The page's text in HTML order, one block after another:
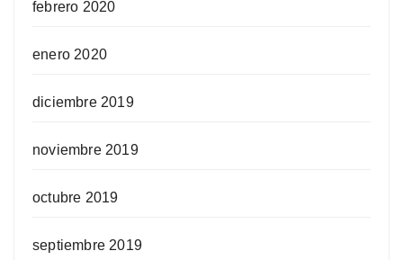
febrero 2020
enero 2020
diciembre 2019
noviembre 2019
octubre 2019
septiembre 2019